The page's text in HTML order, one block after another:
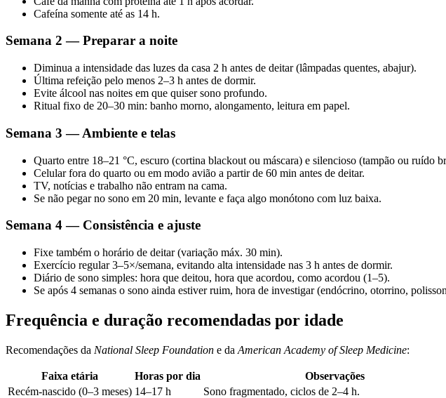
Cafeína somente até as 14 h.
Semana 2 — Preparar a noite
Diminua a intensidade das luzes da casa 2 h antes de deitar (lâmpadas quentes, abajur).
Última refeição pelo menos 2–3 h antes de dormir.
Evite álcool nas noites em que quiser sono profundo.
Ritual fixo de 20–30 min: banho morno, alongamento, leitura em papel.
Semana 3 — Ambiente e telas
Quarto entre 18–21 °C, escuro (cortina blackout ou máscara) e silencioso (tampão ou ruído
Celular fora do quarto ou em modo avião a partir de 60 min antes de deitar.
TV, notícias e trabalho não entram na cama.
Se não pegar no sono em 20 min, levante e faça algo monótono com luz baixa.
Semana 4 — Consistência e ajuste
Fixe também o horário de deitar (variação máx. 30 min).
Exercício regular 3–5×/semana, evitando alta intensidade nas 3 h antes de dormir.
Diário de sono simples: hora que deitou, hora que acordou, como acordou (1–5).
Se após 4 semanas o sono ainda estiver ruim, hora de investigar (endócrino, otorrino,
Frequência e duração recomendadas por idade
Recomendações da National Sleep Foundation e da American Academy of Sleep Medicine:
Faixa etária Horas por dia
Observações
Recém-nascido (0–3 meses) 14–17 h
Sono fragmentado, ciclos de 2–4 h.